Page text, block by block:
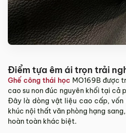
Điểm tựa êm ái trọn trải
Ghế công thái học MO169B được
cao su non đúc nguyên khối tại cả
Đây là dòng vật liệu cao cấp, vốn
khúc nội thất văn phòng hạng
hoàn toàn khác biệt.